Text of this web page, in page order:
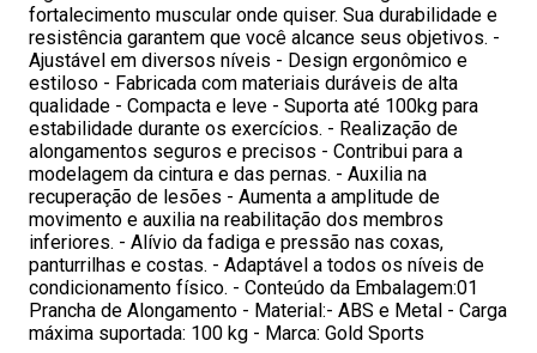
fortalecimento muscular onde quiser. Sua durabilidade e
resistência garantem que você alcance seus objetivos. -
Ajustável em diversos níveis - Design ergonômico e
estiloso - Fabricada com materiais duráveis de alta
qualidade - Compacta e leve - Suporta até 100kg para
estabilidade durante os exercícios. - Realização de
alongamentos seguros e precisos - Contribui para a
modelagem da cintura e das pernas. - Auxilia na
recuperação de lesões - Aumenta a amplitude de
movimento e auxilia na reabilitação dos membros
inferiores. - Alívio da fadiga e pressão nas coxas,
panturrilhas e costas. - Adaptável a todos os níveis de
condicionamento físico. - Conteúdo da Embalagem:01
Prancha de Alongamento - Material:- ABS e Metal - Carga
máxima suportada: 100 kg - Marca: Gold Sports